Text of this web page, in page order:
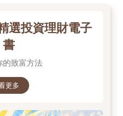
選投資理財電子
書
的致富方法
更多